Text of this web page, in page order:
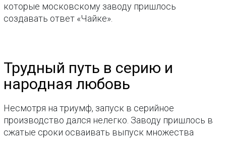
которые московскому заводу пришлось
создавать ответ «Чайке».
Трудный путь в серию и
народная любовь
Несмотря на триумф, запуск в серийное
производство дался нелегко. Заводу пришлось в
сжатые сроки осваивать выпуск множества